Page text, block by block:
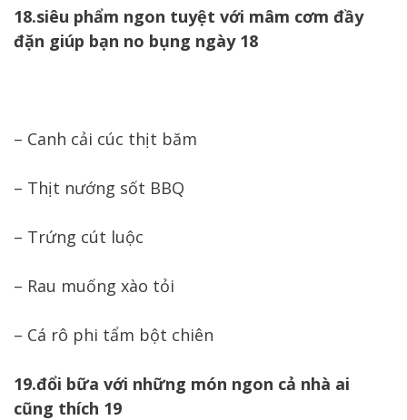
18.siêu phẩm ngon tuyệt với mâm cơm đầy
đặn giúp bạn no bụng ngày 18
– Canh cải cúc thịt băm
– Thịt nướng sốt BBQ
– Trứng cút luộc
– Rau muống xào tỏi
– Cá rô phi tẩm bột chiên
19.đổi bữa với những món ngon cả nhà ai
cũng thích 19